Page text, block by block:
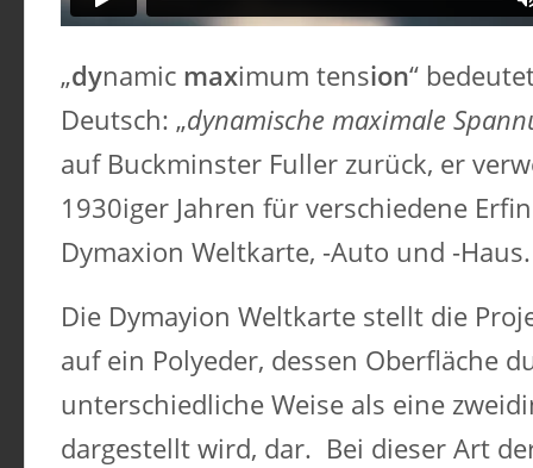
„dynamic maximum tension“
Deutsch: „dynamische maximale
auf Buckminster Fuller zurück, er
1930iger Jahren für verschiedene
Dymaxion Weltkarte, -Auto und -Haus.
Die Dymayion Weltkarte stellt die
auf ein Polyeder, dessen Oberfläche
unterschiedliche Weise als eine
dargestellt wird, dar. Bei dieser Art